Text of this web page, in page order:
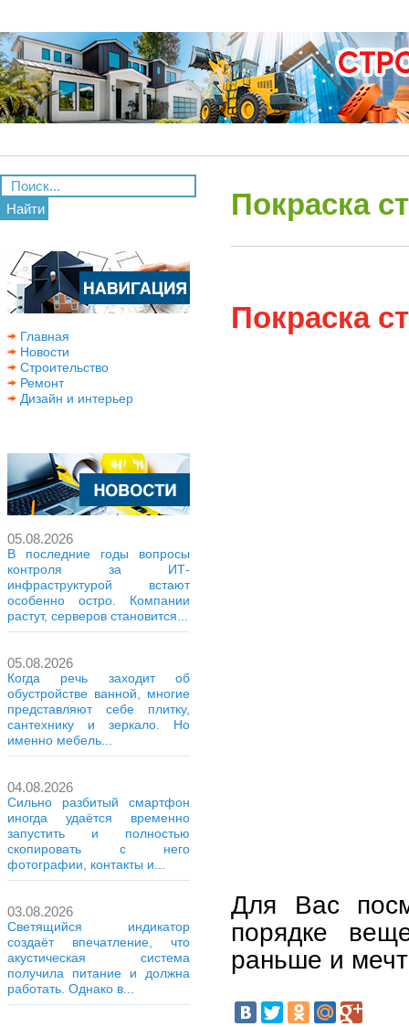
Найти
Главная
Новости
Строительство
Ремонт
Дизайн и интерьер
05.08.2026
В последние годы вопросы
контроля за ИТ-
инфраструктурой встают
особенно остро. Компании
растут, серверов становится...
05.08.2026
Когда речь заходит об
обустройстве ванной, многие
представляют себе плитку,
сантехнику и зеркало. Но
именно мебель...
04.08.2026
Сильно разбитый смартфон
иногда удаётся временно
запустить и полностью
скопировать с него
фотографии, контакты и...
03.08.2026
Светящийся индикатор
создаёт впечатление, что
акустическая система
получила питание и должна
работать. Однако в...
Покраска
Покраска
Для Вас
порядке
раньше и